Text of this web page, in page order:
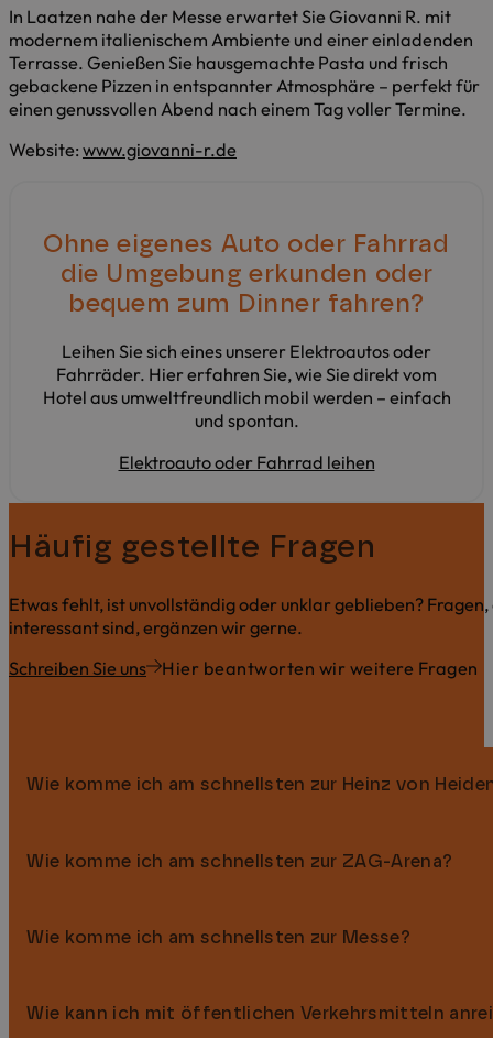
In Laatzen nahe der Messe erwartet Sie Giovanni R. mit
modernem italienischem Ambiente und einer einladenden
Terrasse. Genießen Sie hausgemachte Pasta und frisch
gebackene Pizzen in entspannter Atmosphäre – perfekt für
einen genussvollen Abend nach einem Tag voller Termine.
Website: www.giovanni-r.de
Ohne eigenes Auto oder Fahrrad
die Umgebung erkunden oder
bequem zum Dinner fahren?
Leihen Sie sich eines unserer Elektroautos oder
Fahrräder. Hier erfahren Sie, wie Sie direkt vom
Hotel aus umweltfreundlich mobil werden – einfach
und spontan.
Elektroauto oder Fahrrad leihen
Häufig gestellte Fragen
Etwas fehlt, ist unvollständig oder unklar geblieben?
interessant sind, ergänzen wir gerne.
Schreiben Sie uns
Hier beantworten wir weitere Fragen
Wie komme ich am schnellsten zur Heinz von
Die Heinz von Heiden Arena erreichen Sie in ca. 25–30
fahren bis zur Haltestelle Stadionbrücke. Von dort sind es
Wie komme ich am schnellsten zur ZAG-Arena?
Die ZAG Arena liegt ganz in der Nähe und ist schnell
Wie komme ich am schnellsten zur Messe?
Die Messe Hannover erreichen Sie vom Designhotel
Wie kann ich mit öffentlichen Verkehrsmitteln